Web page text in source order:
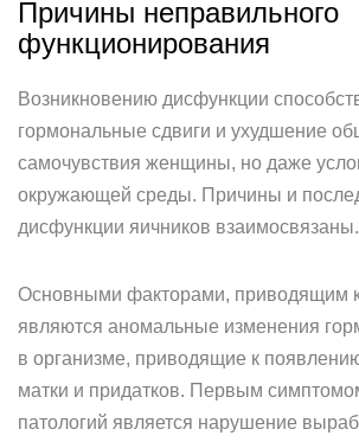
Причины неправильного
функционирования
Возникновению дисфункции
гормональные сдвиги и ухудшение
самочувствия женщины, но даже
окружающей среды. Причины и
дисфункции яичников взаимосвязаны.
Основными факторами, приводящим к
являются аномальные изменения
в организме, приводящие к
матки и придатков. Первым
патологий является нарушение